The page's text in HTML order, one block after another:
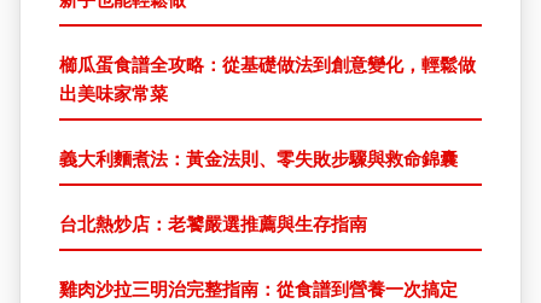
櫛瓜蛋食譜全攻略：從基礎做法到創意變化，輕鬆做
出美味家常菜
義大利麵煮法：黃金法則、零失敗步驟與救命錦囊
台北熱炒店：老饕嚴選推薦與生存指南
雞肉沙拉三明治完整指南：從食譜到營養一次搞定